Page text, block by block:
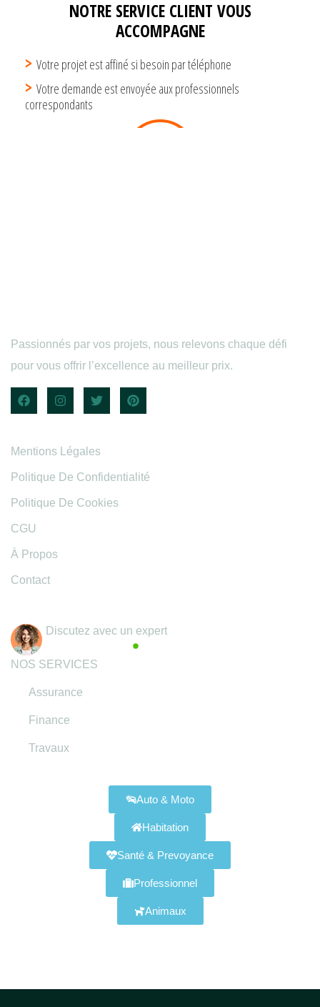
Passionnés par vos projets, nous relevons chaque défi
pour vous offrir l’excellence au meilleur prix.
Mentions Légales
Politique De Confidentialité
Politique De Cookies
CGU
À Propos
Contact
Discutez avec un expert
NOS SERVICES
Assurance
Finance
Travaux
Auto & Moto
Habitation
Santé & Prevoyance
Professionnel
Animaux